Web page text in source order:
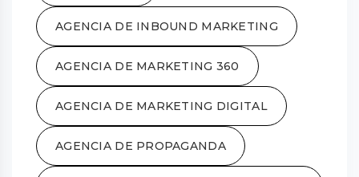
AGENCIA DE INBOUND MARKETING
AGENCIA DE MARKETING 360
AGENCIA DE MARKETING DIGITAL
AGENCIA DE PROPAGANDA